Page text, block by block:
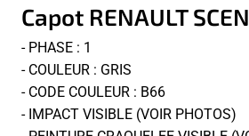
Capot RENAULT
- PHASE : 1
- COULEUR : GRIS
- CODE COULEUR : B66
- IMPACT VISIBLE (VOIR PHOTOS)